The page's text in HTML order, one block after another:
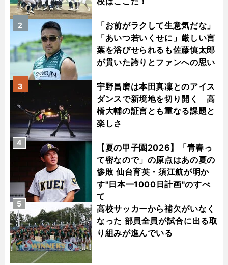
「お前がラクして生意気だな」
「あいつ若いくせに」厳しい言
葉を浴びせられるも佐藤慎太郎
が貫いた誇りとファンへの思い
2
宇野昌磨は本田真凜とのアイス
ダンスで新境地を切り開く 高
橋大輔の証言とも重なる課題と
楽しさ
3
【夏の甲子園2026】「青春っ
て密なので」の原点はあの夏の
惨敗 仙台育英・須江航が明か
す"日本一1000日計画"のすべ
て
4
高校サッカーから補欠がいなく
なった 部員全員が試合に出る取
り組みが進んでいる
5